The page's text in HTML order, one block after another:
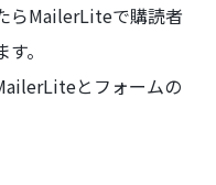
らMailerLiteで購読者
。
とフォームの